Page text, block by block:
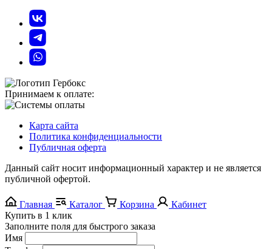
Принимаем к оплате:
Карта сайта
Политика конфиденциальности
Публичная оферта
Данный сайт носит информационный характер и не является
публичной офертой.
Главная Каталог Корзина
Кабинет
Купить в 1 клик
Заполните поля для быстрого заказа
Имя